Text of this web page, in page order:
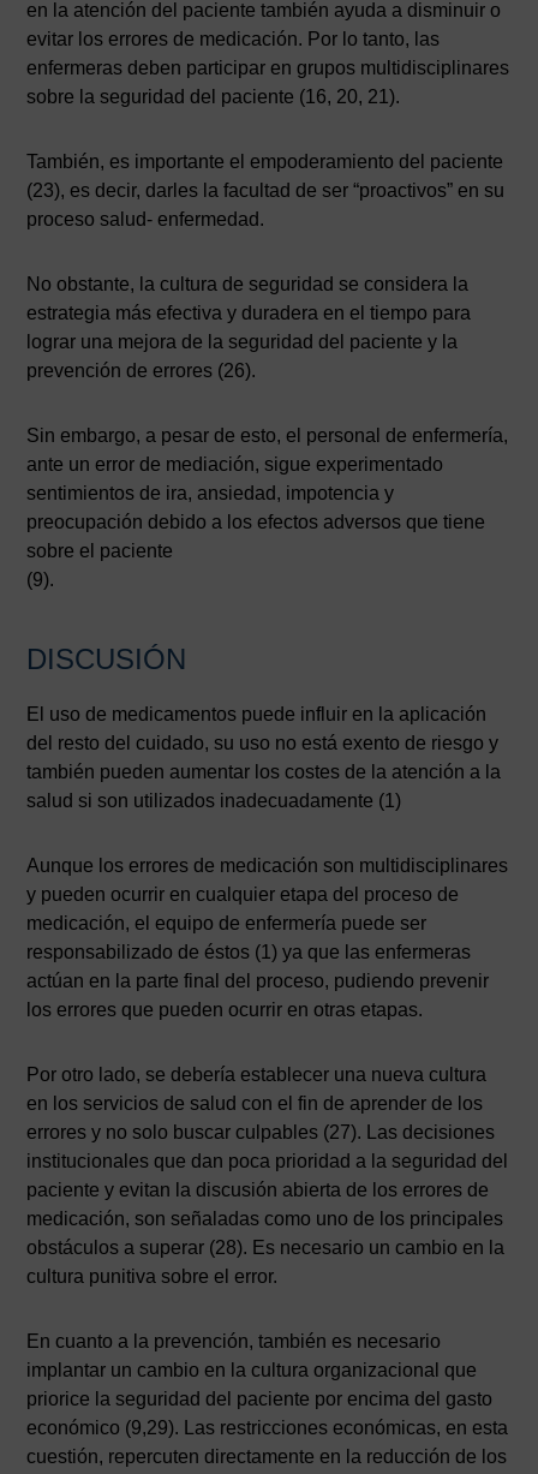
en la atención del paciente también ayuda a disminuir o
evitar los errores de medicación. Por lo tanto, las
enfermeras deben participar en grupos multidisciplinares
sobre la seguridad del paciente (16, 20, 21).
También, es importante el empoderamiento del paciente
(23), es decir, darles la facultad de ser “proactivos” en su
proceso salud- enfermedad.
No obstante, la cultura de seguridad se considera la
estrategia más efectiva y duradera en el tiempo para
lograr una mejora de la seguridad del paciente y la
prevención de errores (26).
Sin embargo, a pesar de esto, el personal de enfermería,
ante un error de mediación, sigue experimentado
sentimientos de ira, ansiedad, impotencia y
preocupación debido a los efectos adversos que tiene
sobre el paciente
(9).
DISCUSIÓN
El uso de medicamentos puede influir en la aplicación
del resto del cuidado, su uso no está exento de riesgo y
también pueden aumentar los costes de la atención a la
salud si son utilizados inadecuadamente (1)
Aunque los errores de medicación son multidisciplinares
y pueden ocurrir en cualquier etapa del proceso de
medicación, el equipo de enfermería puede ser
responsabilizado de éstos (1) ya que las enfermeras
actúan en la parte final del proceso, pudiendo prevenir
los errores que pueden ocurrir en otras etapas.
Por otro lado, se debería establecer una nueva cultura
en los servicios de salud con el fin de aprender de los
errores y no solo buscar culpables (27). Las decisiones
institucionales que dan poca prioridad a la seguridad del
paciente y evitan la discusión abierta de los errores de
medicación, son señaladas como uno de los principales
obstáculos a superar (28). Es necesario un cambio en la
cultura punitiva sobre el error.
En cuanto a la prevención, también es necesario
implantar un cambio en la cultura organizacional que
priorice la seguridad del paciente por encima del gasto
económico (9,29). Las restricciones económicas, en esta
cuestión, repercuten directamente en la reducción de los